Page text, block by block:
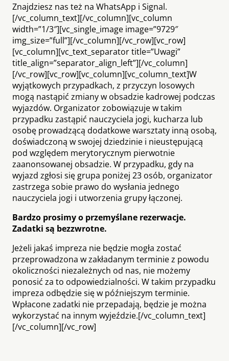
Znajdziesz nas też na WhatsApp i Signal.
[/vc_column_text][/vc_column][vc_column
width=”1/3″][vc_single_image image=”9729″
img_size=”full”][/vc_column][/vc_row][vc_row]
[vc_column][vc_text_separator title=”Uwagi”
title_align=”separator_align_left”][/vc_column]
[/vc_row][vc_row][vc_column][vc_column_text]W
wyjątkowych przypadkach, z przyczyn losowych
mogą nastąpić zmiany w obsadzie kadrowej podczas
wyjazdów. Organizator zobowiązuje w takim
przypadku zastąpić nauczyciela jogi, kucharza lub
osobę prowadzącą dodatkowe warsztaty inną osobą,
doświadczoną w swojej dziedzinie i nieustępującą
pod względem merytorycznym pierwotnie
zaanonsowanej obsadzie. W przypadku, gdy na
wyjazd zgłosi się grupa poniżej 23 osób, organizator
zastrzega sobie prawo do wysłania jednego
nauczyciela jogi i utworzenia grupy łączonej.
Bardzo prosimy o przemyślane rezerwacje.
Zadatki są bezzwrotne.
Jeżeli jakaś impreza nie będzie mogła zostać
przeprowadzona w zakładanym terminie z powodu
okoliczności niezależnych od nas, nie możemy
ponosić za to odpowiedzialności. W takim przypadku
impreza odbędzie się w późniejszym terminie.
Wpłacone zadatki nie przepadają, będzie je można
wykorzystać na innym wyjeździe.[/vc_column_text]
[/vc_column][/vc_row]